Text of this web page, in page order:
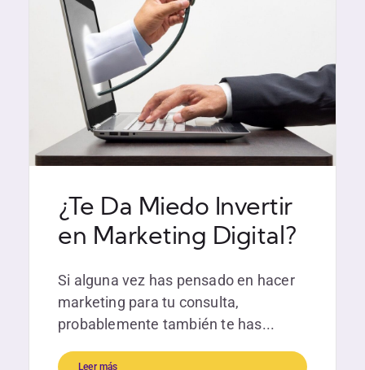
¿Te Da Miedo Invertir
en Marketing Digital?
Si alguna vez has pensado en hacer
marketing para tu consulta,
probablemente también te has...
Leer más